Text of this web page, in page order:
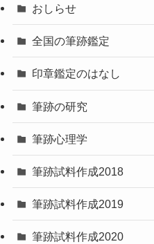
おしらせ
全国の筆跡鑑定
印章鑑定のはなし
筆跡の研究
筆跡心理学
筆跡試料作成2018
筆跡試料作成2019
筆跡試料作成2020